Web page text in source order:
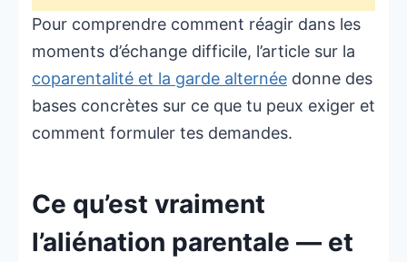
Pour comprendre comment réagir dans les
moments d’échange difficile, l’article sur la
coparentalité et la garde alternée donne des
bases concrètes sur ce que tu peux exiger et
comment formuler tes demandes.
Ce qu’est vraiment
l’aliénation parentale — et